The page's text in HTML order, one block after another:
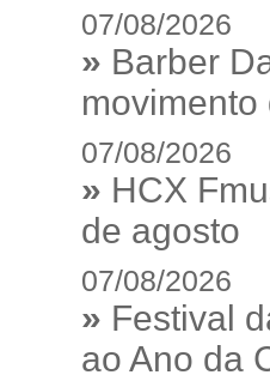
07/08/2026
» Barber
07/08/2026
» HCX
de agosto
07/08/2026
» Festival
ao Ano da